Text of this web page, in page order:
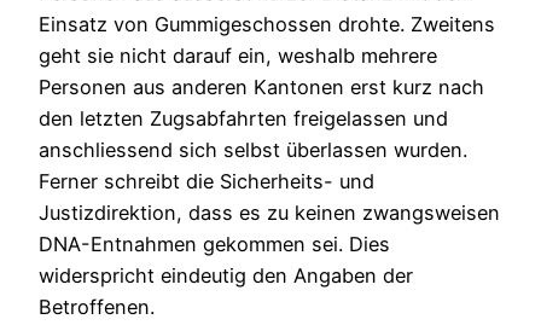
Einsatz von Gummigeschossen drohte. Zweitens
geht sie nicht darauf ein, weshalb mehrere
Personen aus anderen Kantonen erst kurz nach
den letzten Zugsabfahrten freigelassen und
anschliessend sich selbst überlassen wurden.
Ferner schreibt die Sicherheits- und
Justizdirektion, dass es zu keinen zwangsweisen
DNA-Entnahmen gekommen sei. Dies
widerspricht eindeutig den Angaben der
Betroffenen.